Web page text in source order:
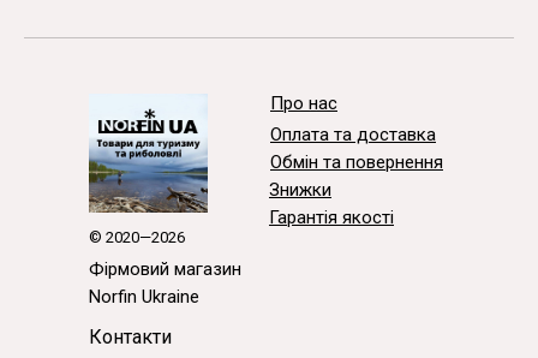
© 2020—2026
Фірмовий магазин
Norfin Ukraine
Про нас
Оплата та доставка
Обмін та повернення
Знижки
Гарантія якості
Контакти